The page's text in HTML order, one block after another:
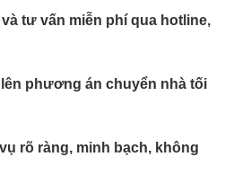
tư vấn miễn phí qua hotline,
phương án chuyển nhà tối
rõ ràng, minh bạch, không